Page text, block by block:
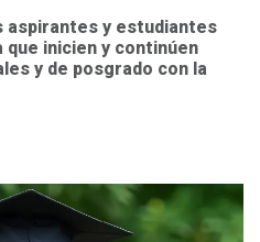
aspirantes y estudiantes
inicien y continúen
y de posgrado con la